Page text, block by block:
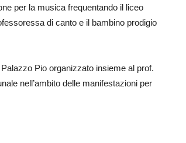
per la musica frequentando il liceo
di canto e il bambino prodigio
Pio organizzato insieme al prof.
nell’ambito delle manifestazioni per